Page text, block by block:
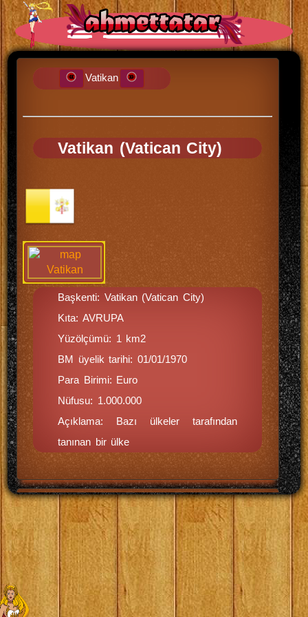
Vatikan
Vatikan (Vatican City)
Başkenti: Vatikan (Vatican City)
Kıta: AVRUPA
Yüzölçümü: 1 km2
BM üyelik tarihi: 01/01/1970
Para Birimi: Euro
Nüfusu: 1.000.000
Açıklama: Bazı ülkeler tarafından
tanınan bir ülke
Ahmet TATAR